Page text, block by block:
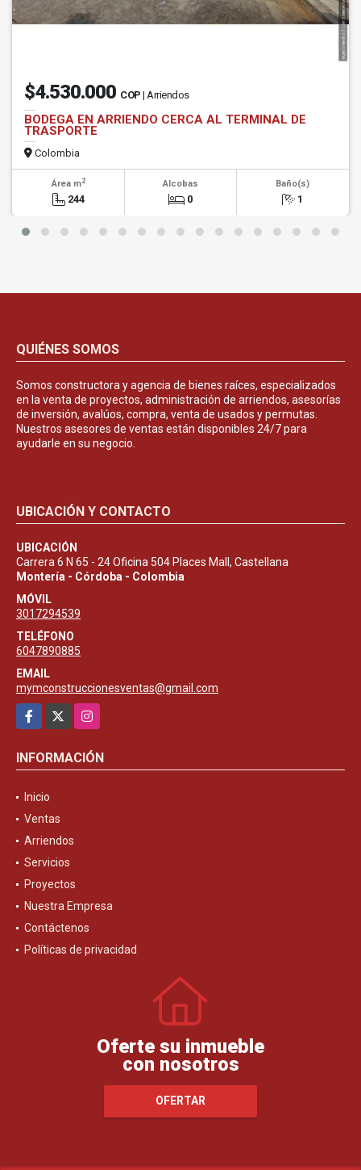
$4.530.000 COP | Arriendos
BODEGA EN ARRIENDO CERCA AL TERMINAL DE
TRASPORTE
Colombia
Área m2
244
Alcobas
0
Baño(s)
1
QUIÉNES SOMOS
Somos constructora y agencia de bienes raíces, especializados
en la venta de proyectos, administración de arriendos, asesorías
de inversión, avalúos, compra, venta de usados y permutas.
Nuestros asesores de ventas están disponibles 24/7 para
ayudarle en su negocio.
UBICACIÓN Y CONTACTO
UBICACIÓN
Carrera 6 N 65 - 24 Oficina 504 Places Mall, Castellana
Montería - Córdoba - Colombia
MÓVIL
3017294539
TELÉFONO
6047890885
EMAIL
mymconstruccionesventas@gmail.com
Facebook
Instagram
INFORMACIÓN
Inicio
Ventas
Arriendos
Servicios
Proyectos
Nuestra Empresa
Contáctenos
Políticas de privacidad
Oferte su inmueble
con nosotros
OFERTAR